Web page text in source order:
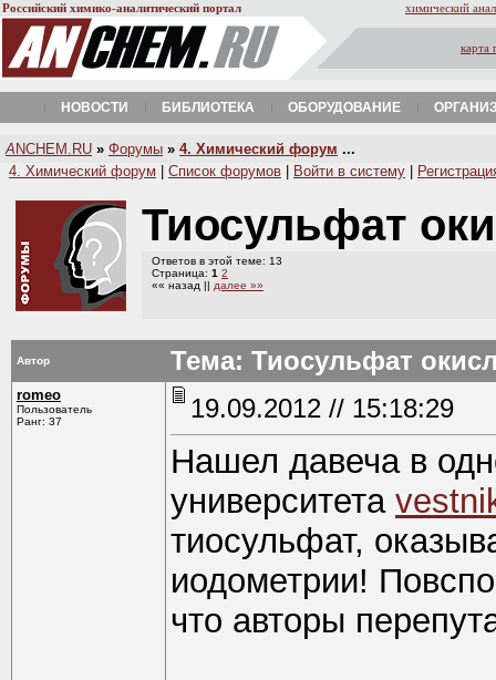
Российский химико-аналитический портал химический
карта
НОВОСТИ БИБЛИОТЕКА ОБОРУДОВАНИЕ
A NCHEM.RU » Форумы » 4. Химический форум ...
4. Химический форум
Список форумов Войти в систему
Тиосульфат
Ответов в этой теме: 13
Страница: 1 2
«« назад || далее »»
Автор Тема: Тиосульфат
romeo
Пользователь
Ранг: 37
19.09.2012 // 15:18:29
Нашел давеча в
университета
тиосульфат,
иодометрии!
что авторы